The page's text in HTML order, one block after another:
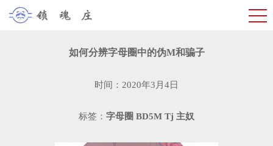
如何分辨字母圈中的伪M和骗子
时间：2020年3月4日
标签： 字母圈 BD5M Tj 主奴